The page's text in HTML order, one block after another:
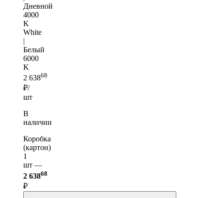
Дневной
4000
K
White
|
Белый
6000
K
2 63868
₽/
шт
В
наличии
Коробка
(картон)
1
шт —
2 63868
₽